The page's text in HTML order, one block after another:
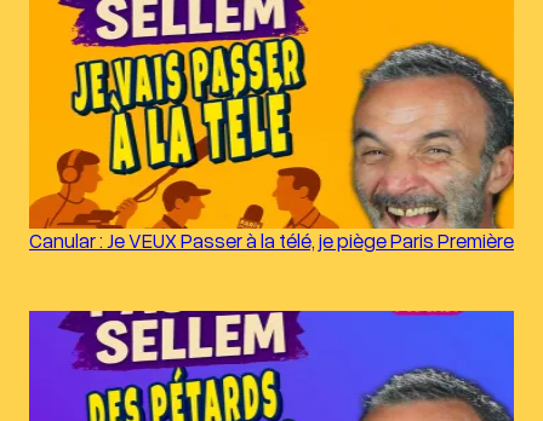
Canular : Je VEUX Passer à la télé, je piège Paris Première